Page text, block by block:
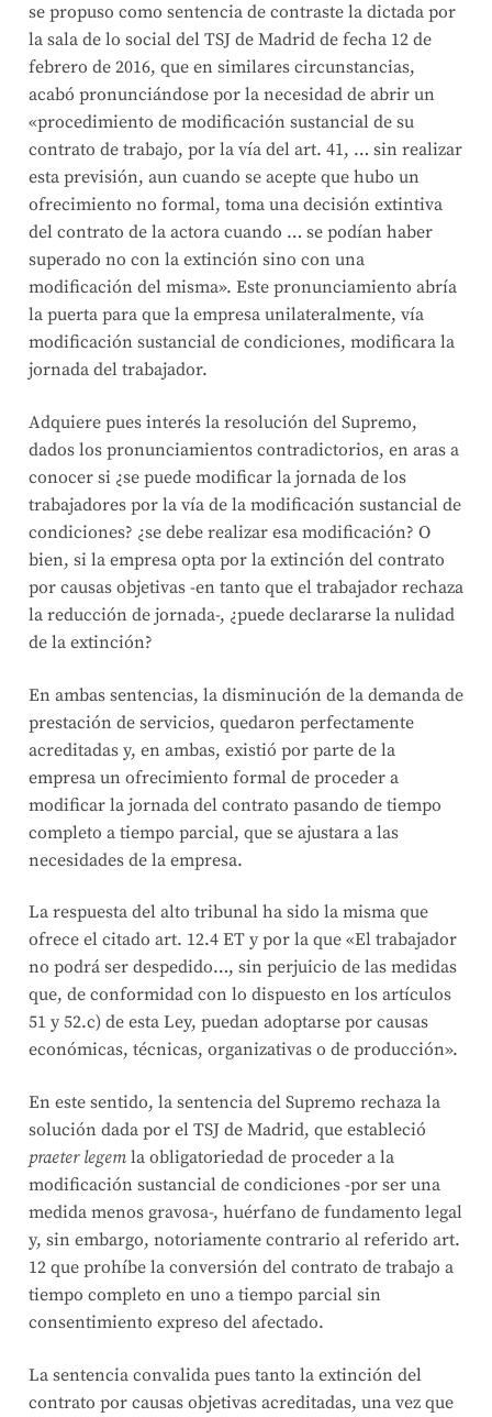
se propuso como sentencia de contraste la dictada por
la sala de lo social del TSJ de Madrid de fecha 12 de
febrero de 2016, que en similares circunstancias,
acabó pronunciándose por la necesidad de abrir un
«procedimiento de modificación sustancial de su
contrato de trabajo, por la vía del art. 41, … sin realizar
esta previsión, aun cuando se acepte que hubo un
ofrecimiento no formal, toma una decisión extintiva
del contrato de la actora cuando … se podían haber
superado no con la extinción sino con una
modificación del misma». Este pronunciamiento abría
la puerta para que la empresa unilateralmente, vía
modificación sustancial de condiciones, modificara la
jornada del trabajador.
Adquiere pues interés la resolución del Supremo,
dados los pronunciamientos contradictorios, en aras a
conocer si ¿se puede modificar la jornada de los
trabajadores por la vía de la modificación sustancial de
condiciones? ¿se debe realizar esa modificación? O
bien, si la empresa opta por la extinción del contrato
por causas objetivas -en tanto que el trabajador rechaza
la reducción de jornada-, ¿puede declararse la nulidad
de la extinción?
En ambas sentencias, la disminución de la demanda de
prestación de servicios, quedaron perfectamente
acreditadas y, en ambas, existió por parte de la
empresa un ofrecimiento formal de proceder a
modificar la jornada del contrato pasando de tiempo
completo a tiempo parcial, que se ajustara a las
necesidades de la empresa.
La respuesta del alto tribunal ha sido la misma que
ofrece el citado art. 12.4 ET y por la que «El trabajador
no podrá ser despedido…, sin perjuicio de las medidas
que, de conformidad con lo dispuesto en los artículos
51 y 52.c) de esta Ley, puedan adoptarse por causas
económicas, técnicas, organizativas o de producción».
En este sentido, la sentencia del Supremo rechaza la
solución dada por el TSJ de Madrid, que estableció
praeter legem la obligatoriedad de proceder a la
modificación sustancial de condiciones -por ser una
medida menos gravosa-, huérfano de fundamento legal
y, sin embargo, notoriamente contrario al referido art.
12 que prohíbe la conversión del contrato de trabajo a
tiempo completo en uno a tiempo parcial sin
consentimiento expreso del afectado.
La sentencia convalida pues tanto la extinción del
contrato por causas objetivas acreditadas, una vez que